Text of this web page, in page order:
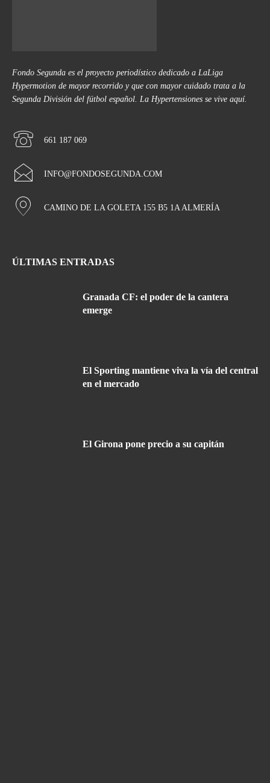
Fondo Segunda es el proyecto periodístico dedicado a LaLiga
Hypermotion de mayor recorrido y que con mayor cuidado trata a la
Segunda División del fútbol español. La Hypertensiones se vive aquí.
661 187 069
INFO@FONDOSEGUNDA.COM
CAMINO DE LA GOLETA 155 B5 1A ALMERÍA
ÚLTIMAS ENTRADAS
Granada CF: el poder de la cantera
emerge
El Sporting mantiene viva la vía del central
en el mercado
El Girona pone precio a su capitán